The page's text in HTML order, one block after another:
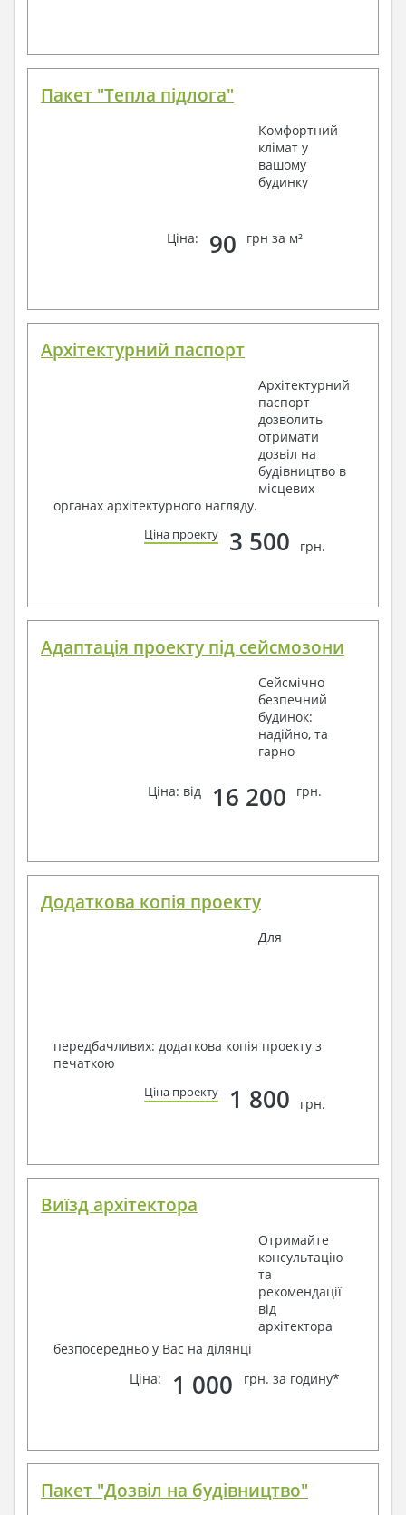
Пакет "Тепла підлога"
Комфортний
клімат у
вашому
будинку
Ціна: 90 грн за м²
Архітектурний паспорт
Архітектурний
паспорт
дозволить
отримати
дозвіл на
будівництво в
місцевих
органах архітектурного нагляду.
Ціна проекту 3 500 грн.
Адаптація проекту під сейсмозони
Сейсмічно
безпечний
будинок:
надійно, та
гарно
Ціна: від 16 200 грн.
Додаткова копія проекту
Для
передбачливих: додаткова копія проекту з
печаткою
Ціна проекту 1 800 грн.
Виїзд архітектора
Отримайте
консультацію
та
рекомендації
від
архітектора
безпосередньо у Вас на ділянці
Ціна:
1 000 грн. за годину*
Пакет "Дозвіл на будівництво"